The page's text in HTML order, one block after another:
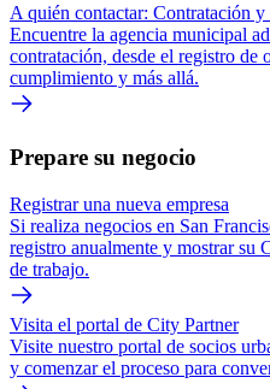
A quién contactar: Contratación
Encuentre la agencia municipal
contratación, desde el registro de
cumplimiento y más allá.
Prepare su negocio
Registrar una nueva empresa
Si realiza negocios en San
registro anualmente y mostrar su
de trabajo.
Visita el portal de City Partner
Visite nuestro portal de socios
y comenzar el proceso para